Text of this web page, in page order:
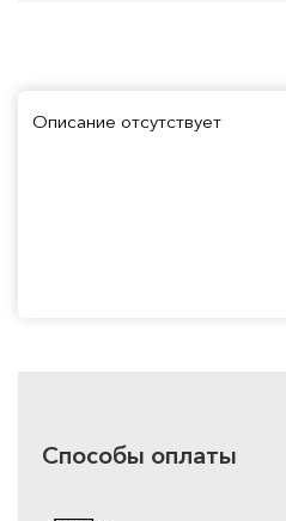
Описание отсутствует
Способы оплаты